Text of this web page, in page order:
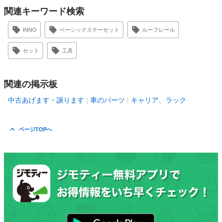
関連キーワード検索
INNO ベーシックステーセット ルーフレール
セット 工具
関連の掲示板
中古あげます・譲ります 車のパーツ キャリア、ラック
ページTOPへ